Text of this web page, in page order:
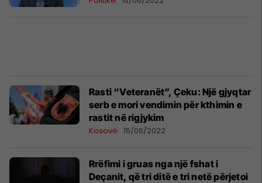
Rasti “Veteranët”, Çeku: Një gjyqtar
serb e mori vendimin për kthimin e
rastit në rigjykim
Kosovë 15/06/2022
Rrëfimi i gruas nga një fshat i
Deçanit, që tri ditë e tri netë përjetoi